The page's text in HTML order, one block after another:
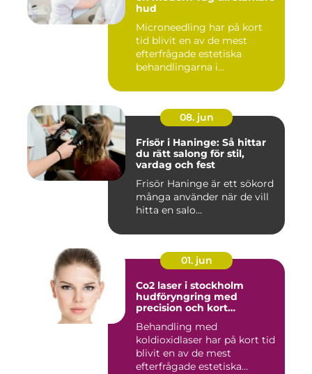
hud
Microneedling har på kort
tid blivit en av de mest
efterfrågade estetiska
behandlingarna i
08. jun
Frisör i Haninge: Så hittar
du rätt salong för stil,
vardag och fest
Frisör Haninge är ett sökord
många använder när de vill
hitta en salo...
01. jun
Co2 laser i stockholm
hudföryngring med
precision och kort
Behandling med
koldioxidlaser har på kort tid
blivit en av de mest
efterfrågade estetiska